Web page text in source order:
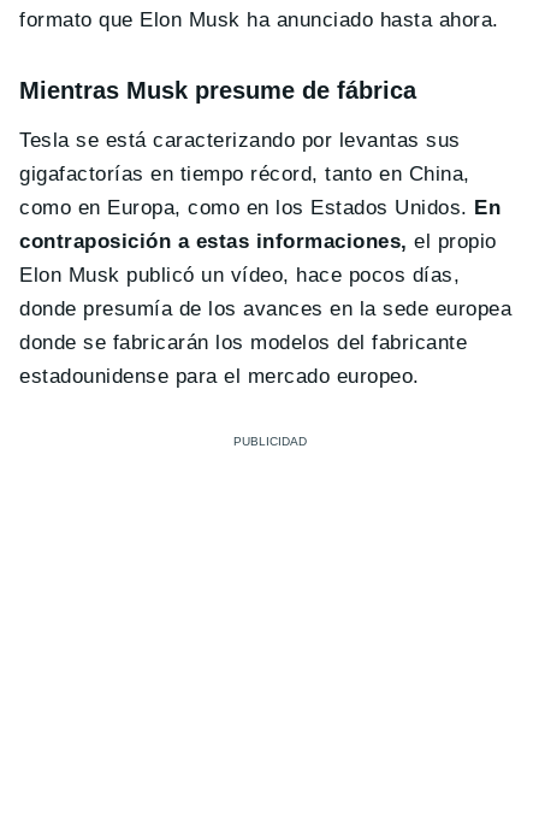
formato que Elon Musk ha anunciado hasta ahora.
Mientras Musk presume de fábrica
Tesla se está caracterizando por levantas sus
gigafactorías en tiempo récord, tanto en China,
como en Europa, como en los Estados Unidos. En
contraposición a estas informaciones, el propio
Elon Musk publicó un vídeo, hace pocos días,
donde presumía de los avances en la sede europea
donde se fabricarán los modelos del fabricante
estadounidense para el mercado europeo.